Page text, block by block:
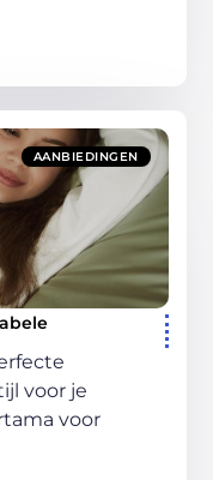
AANBIEDINGEN
voor je
voor